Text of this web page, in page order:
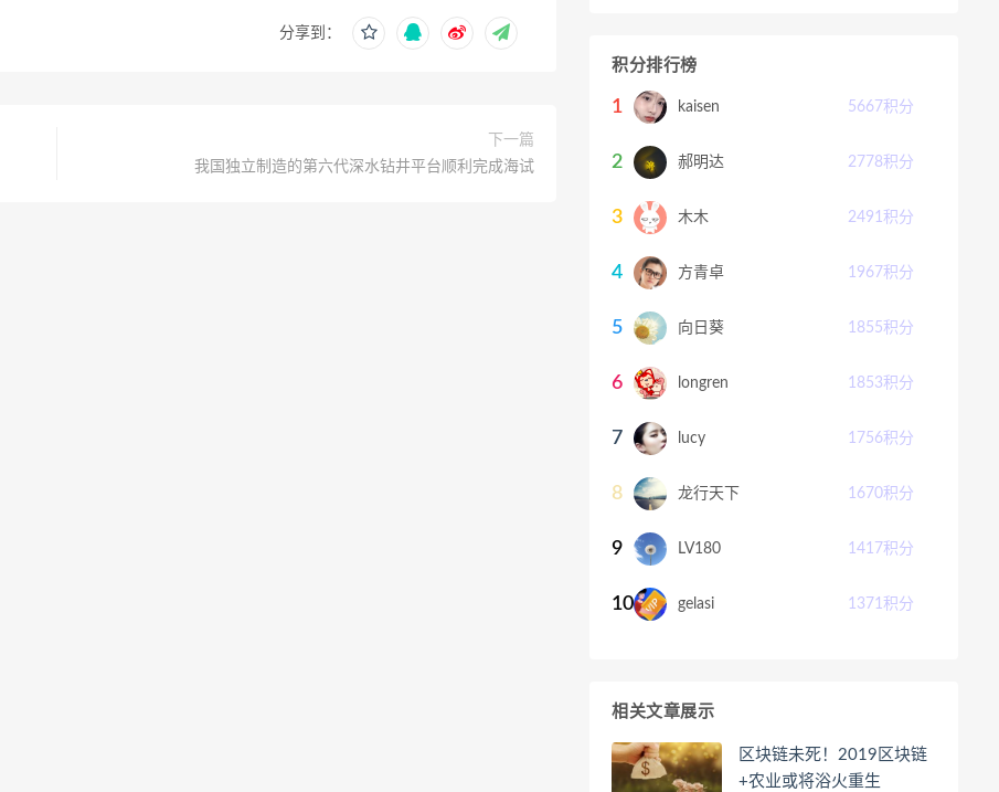
分享到：
下一篇
我国独立制造的第六代深水钻井平台顺利完成海试
积分排行榜
1 kaisen 5667积分
2 郝明达 2778积分
3 木木 2491积分
4 方青卓 1967积分
5 向日葵 1855积分
6 longren 1853积分
7 lucy 1756积分
8 龙行天下 1670积分
9 LV180 1417积分
10 gelasi 1371积分
相关文章展示
区块链未死！2019区块链
+农业或将浴火重生